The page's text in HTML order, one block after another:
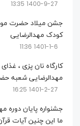
1400-9-27 13:35
کودک مهدالرضایی
1401-1-6 11:36
کارگاه نان پزی ،
مهدالرضایی شعبه
1401-2-27 16:25
ما این چنین آیات